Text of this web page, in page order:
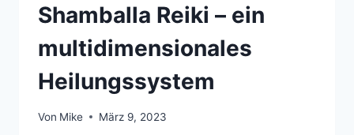
Shamballa Reiki – ein
multidimensionales
Heilungssystem
Von Mike März 9, 2023